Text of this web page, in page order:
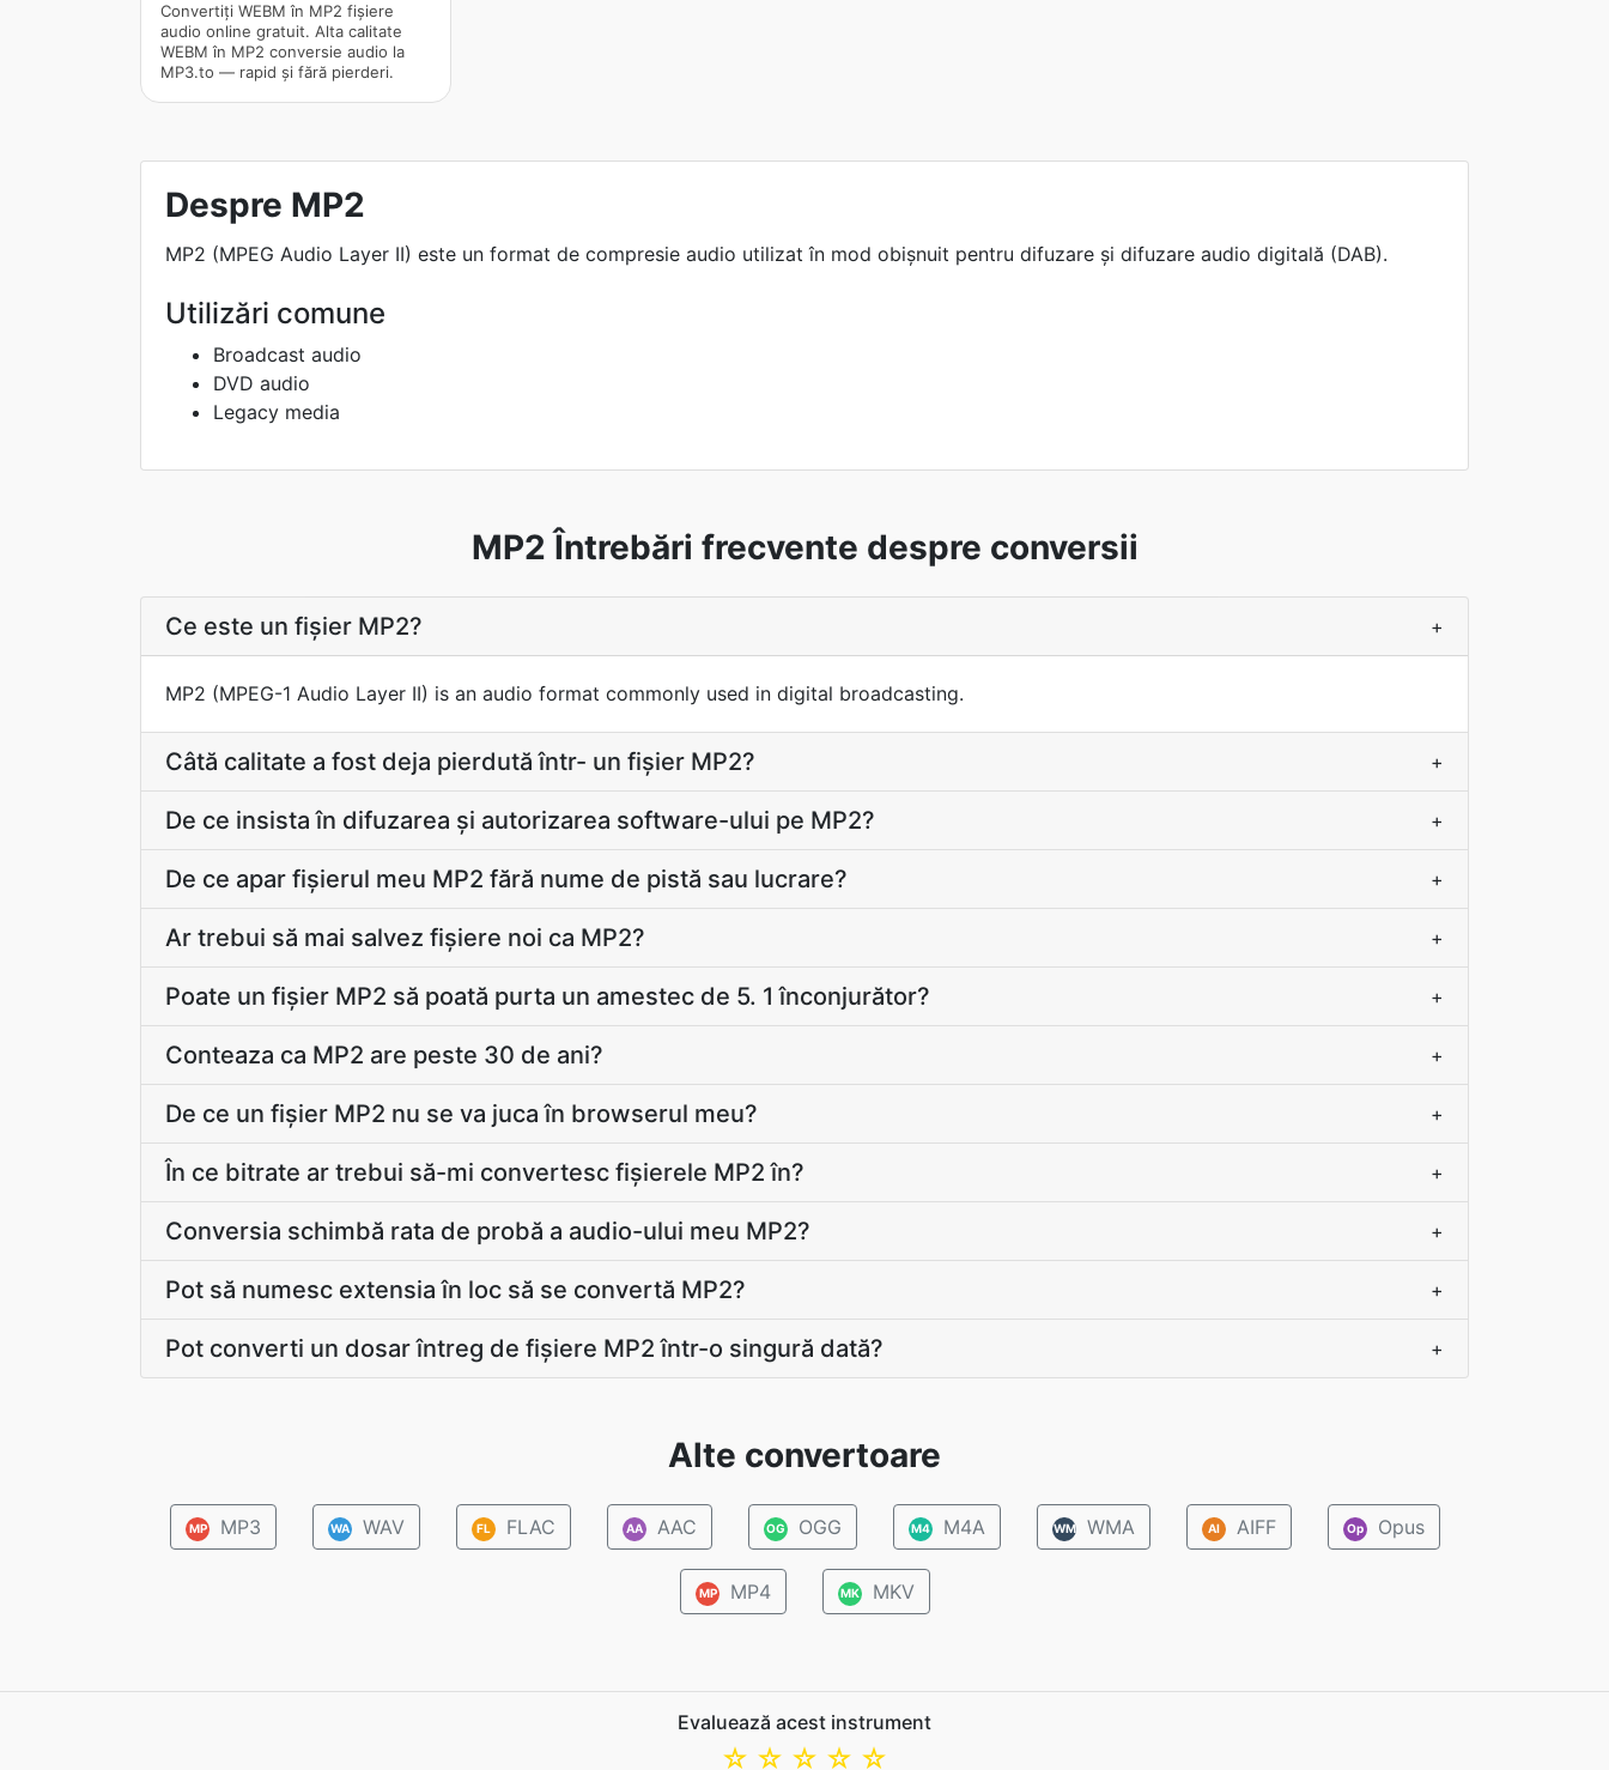
Convertiți WEBM în MP2 fișiere
audio online gratuit. Alta calitate
WEBM în MP2 conversie audio la
MP3.to — rapid și fără pierderi.
Despre MP2
MP2 (MPEG Audio Layer II) este un format de compresie audio utilizat în mod obișnuit pentru difuzare și difuzare audio digitală (DAB).
Utilizări comune
Broadcast audio
DVD audio
Legacy media
MP2 Întrebări frecvente despre conversii
Ce este un fișier MP2? +
MP2 (MPEG-1 Audio Layer II) is an audio format commonly used in digital broadcasting.
Câtă calitate a fost deja pierdută într- un fișier MP2? +
De ce insista în difuzarea și autorizarea software-ului pe MP2? +
De ce apar fişierul meu MP2 fără nume de pistă sau lucrare? +
Ar trebui să mai salvez fișiere noi ca MP2? +
Poate un fișier MP2 să poată purta un amestec de 5. 1 înconjurător? +
Conteaza ca MP2 are peste 30 de ani? +
De ce un fișier MP2 nu se va juca în browserul meu? +
În ce bitrate ar trebui să-mi convertesc fișierele MP2 în? +
Conversia schimbă rata de probă a audio-ului meu MP2? +
Pot să numesc extensia în loc să se convertă MP2? +
Pot converti un dosar întreg de fișiere MP2 într-o singură dată? +
Alte convertoare
MP MP3 WA WAV FL FLAC AA AAC OG OGG M4 M4A WM WMA AI AIFF Op Opus
MP MP4 MK MKV
Evaluează acest instrument
☆
☆
☆
☆
☆